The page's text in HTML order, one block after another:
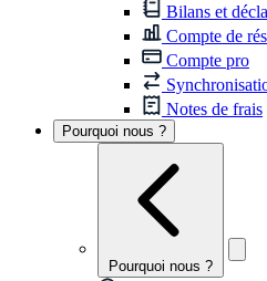
Bilans et
Compte de
Compte pro
Notes de frais
Pourquoi nous ?
Pourquoi nous ?